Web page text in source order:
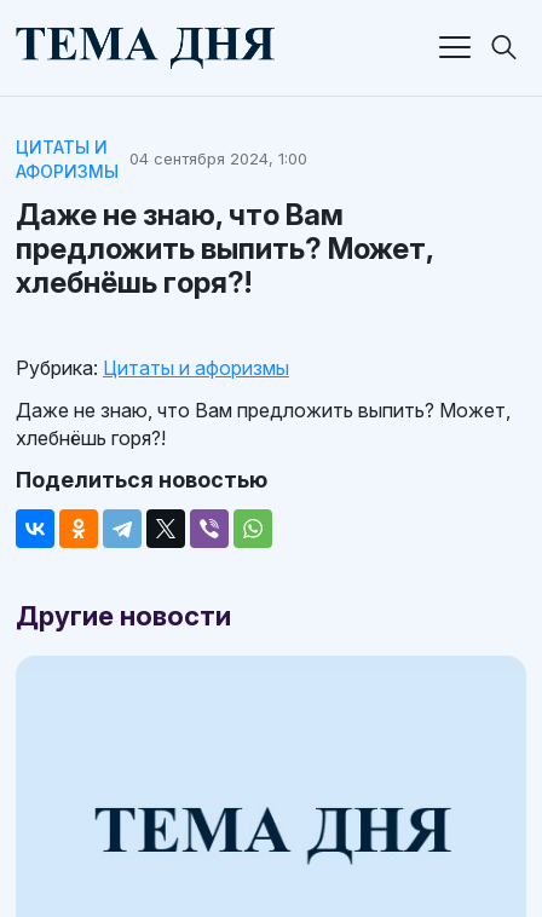
ЦИТАТЫ И
АФОРИЗМЫ
04 сентября 2024, 1:00
Даже не знаю, что Вам
предложить выпить? Может,
хлебнёшь горя?!
Рубрика: Цитаты и афоризмы
Даже не знаю, что Вам предложить выпить? Может,
хлебнёшь горя?!
Поделиться новостью
Другие новости